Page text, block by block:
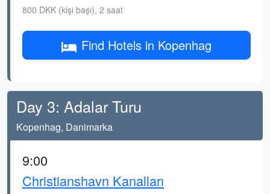
800 DKK (kişi başı), 2 saat
Find Hotels in Kopenhag
Day 3: Adalar Turu
Kopenhag, Danimarka
9:00
Christianshavn Kanalları